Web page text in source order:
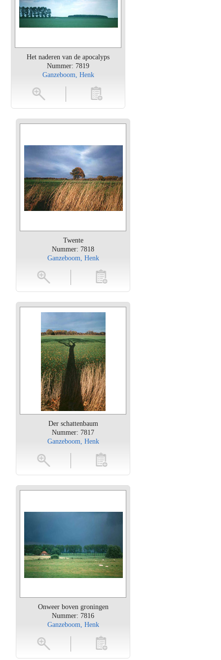
Het naderen van de apocalyps
Nummer: 7819
Ganzeboom, Henk
toevoegen
Twente
Nummer: 7818
Ganzeboom, Henk
toevoegen
Der schattenbaum
Nummer: 7817
Ganzeboom, Henk
toevoegen
Onweer boven groningen
Nummer: 7816
Ganzeboom, Henk
toevoegen